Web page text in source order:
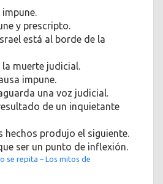
y prescripto.
está al borde de la
muerte judicial.
impune.
una voz judicial.
de un inquietante
hechos produjo el siguiente.
ser un punto de inflexión.
se repita – Los mitos de